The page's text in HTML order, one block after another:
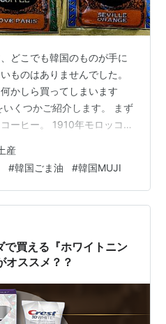
どこでも韓国のものが手に
ものはありませんでした。
かしら買ってしまいます
くつかご紹介します。 まず
ーヒー。 1910年モロッコ創
。 そのときは夜で、飲むと
断りましたが、空港で見つ
た。 こちら、今年銀座でも
す。 私はコーヒーのことが
のコーヒーで十分なのです
おいし…
産
#韓国ごま油 #韓国MUJI
買える『ホワイトニン
オススメ？？